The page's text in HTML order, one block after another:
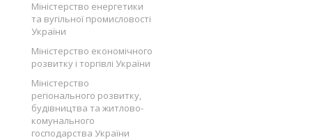
Міністерство енергетики
та вугільної промисловості
України
Міністерство економічного
розвитку і торгівлі України
Міністерство
регіонального розвитку,
будівництва та житлово-
комунального
господарства України